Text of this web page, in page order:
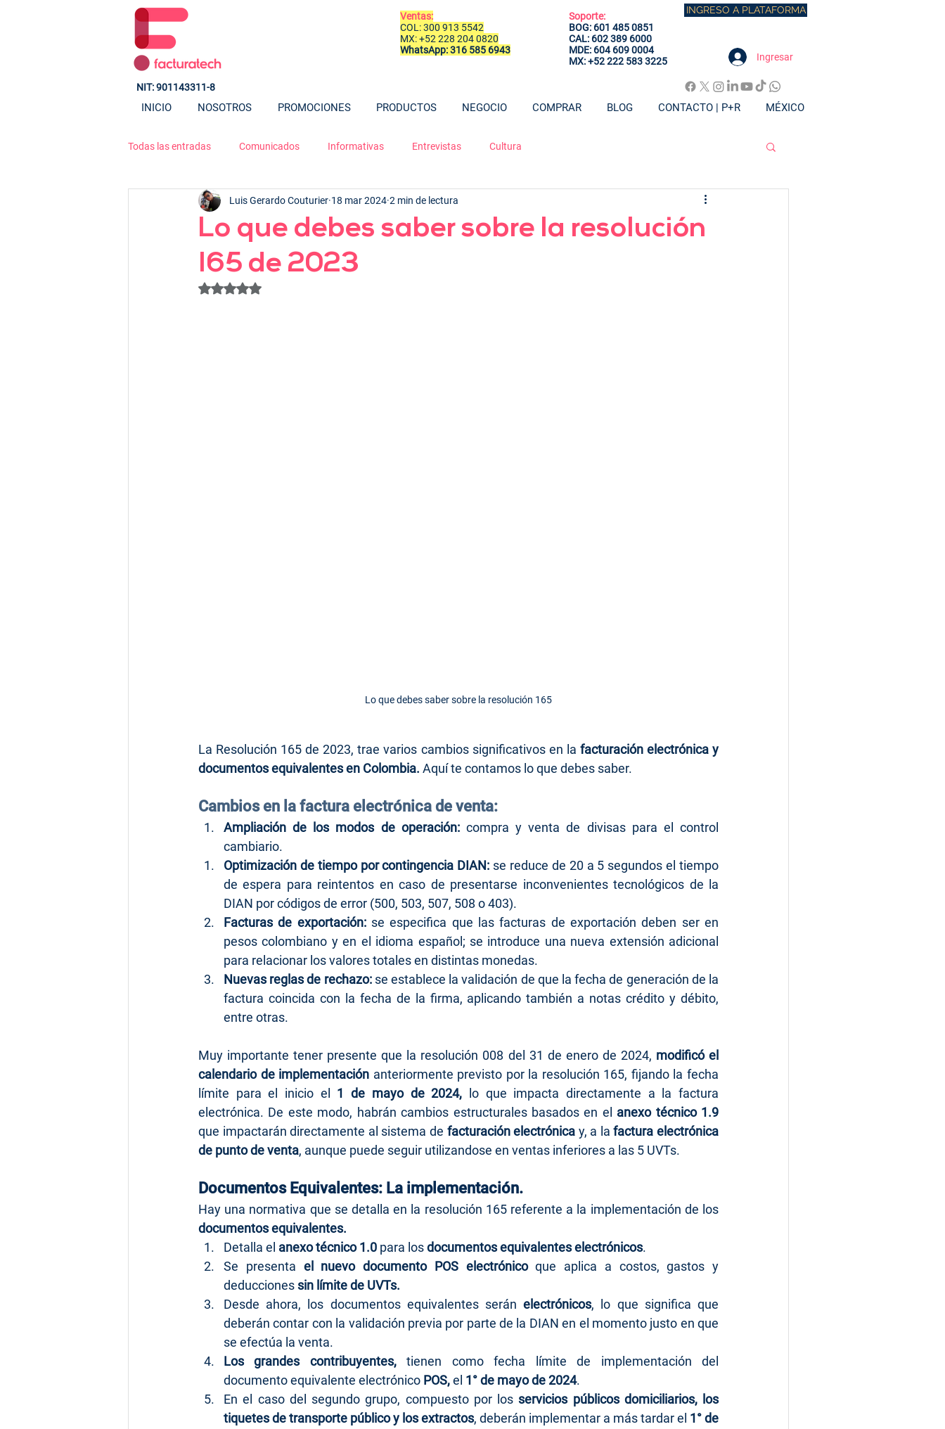
NIT: 901143311-8
Ventas:
COL: 300 913 5542
MX: +52 228 204 0820
WhatsApp: 316 585 6943
Soporte:
BOG: 601 485 0851
CAL: 602 389 6000
MDE: 604 609 0004
MX: +52 222 583 3225
INGRESO A PLATAFORMA
Ingresar
INICIO NOSOTROS PROMOCIONES PRODUCTOS NEGOCIO COMPRAR BLOG CONTACTO | P+R MÉXICO
Todas las entradas Comunicados Informativas Entrevistas Cultura
Lo que debes saber sobre la resolución
165 de 2023
Luis Gerardo Couturier 18 mar 2024 2 min de lectura
Obtuvo NaN de 5 estrellas.
Lo que debes saber sobre la resolución 165
La Resolución 165 de 2023, trae varios cambios significativos en la facturación electrónica y
documentos equivalentes en Colombia. Aquí te contamos lo que debes saber.
Cambios en la factura electrónica de venta:
Ampliación de los modos de operación: compra y venta de divisas para el control
cambiario.
Optimización de tiempo por contingencia DIAN: se reduce de 20 a 5 segundos el tiempo
de espera para reintentos en caso de presentarse inconvenientes tecnológicos de la
DIAN por códigos de error (500, 503, 507, 508 o 403).
Facturas de exportación: se especifica que las facturas de exportación deben ser en
pesos colombiano y en el idioma español; se introduce una nueva extensión adicional
para relacionar los valores totales en distintas monedas.
Nuevas reglas de rechazo: se establece la validación de que la fecha de generación de la
factura coincida con la fecha de la firma, aplicando también a notas crédito y débito,
entre otras.
Muy importante tener presente que la resolución 008 del 31 de enero de 2024, modificó el
calendario de implementación anteriormente previsto por la resolución 165, fijando la fecha
límite para el inicio el 1 de mayo de 2024, lo que impacta directamente a la factura
electrónica. De este modo, habrán cambios estructurales basados en el anexo técnico 1.9
que impactarán directamente al sistema de facturación electrónica y, a la factura electrónica
de punto de venta, aunque puede seguir utilizandose en ventas inferiores a las 5 UVTs.
Documentos Equivalentes: La implementación.
documentos equivalentes.
Detalla el anexo técnico 1.0 para los documentos equivalentes electrónicos​.
Se presenta el nuevo documento POS electrónico que aplica a costos, gastos y
deducciones sin límite de UVTs.
Desde ahora, los documentos equivalentes serán electrónicos, lo que significa que
deberán contar con la validación previa por parte de la DIAN en el momento justo en que
se efectúa la venta.
Los grandes contribuyentes, tienen como
fecha límite de implementación del
documento equivalente electrónico POS, el 1° de mayo de 2024.​
En el caso del segundo grupo, compuesto por los servicios públicos domiciliarios, los
tiquetes de transporte público y los extractos, deberán implementar a más tardar el 1° de